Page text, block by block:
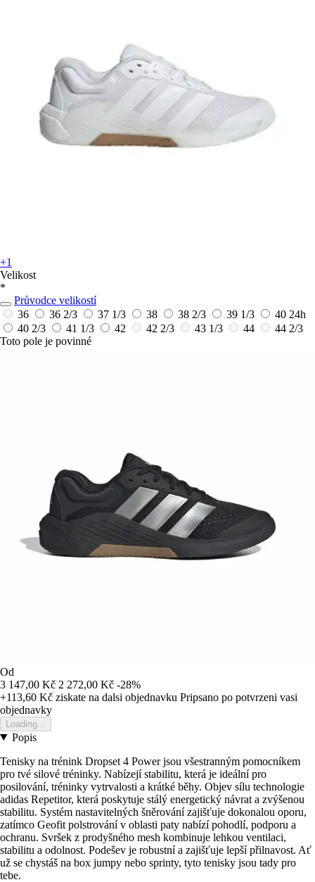
+1
Velikost
*
Průvodce velikostí
36
36 2/3 37 1/3 38 38 2/3 39 1/3 40 24h
40 2/3
41 1/3 42 42 2/3 43 1/3 44
44 2/3
Toto pole je povinné
Od
3 147,00 Kč 2 272,00 Kč -28%
+113,60 Kč ziskate na dalsi objednavku Pripsano po potvrzeni vasi
objednavky
Loading...
Popis
Tenisky na trénink Dropset 4 Power jsou všestranným pomocníkem
pro tvé silové tréninky. Nabízejí stabilitu, která je ideální pro
posilování, tréninky vytrvalosti a krátké běhy. Objev sílu technologie
adidas Repetitor, která poskytuje stálý energetický návrat a zvýšenou
stabilitu. Systém nastavitelných šněrování zajišťuje dokonalou oporu,
zatímco Geofit polstrování v oblasti paty nabízí pohodlí, podporu a
ochranu. Svršek z prodyšného mesh kombinuje lehkou ventilaci,
stabilitu a odolnost. Podešev je robustní a zajišťuje lepší přilnavost. Ať
už se chystáš na box jumpy nebo sprinty, tyto tenisky jsou tady pro
tebe.